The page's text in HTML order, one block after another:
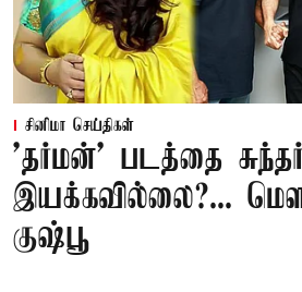
சினிமா செய்திகள்
'தர்மன்' படத்தை
இயக்கவில்லை?...
குஷ்பூ